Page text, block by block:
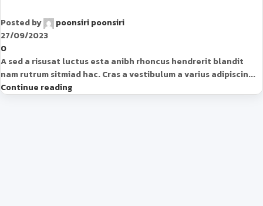
Posted by
poonsiri poonsiri
27/09/2023
0
A sed a risusat luctus esta anibh rhoncus hendrerit blandit
nam rutrum sitmiad hac. Cras a vestibulum a varius adipiscin...
Continue reading